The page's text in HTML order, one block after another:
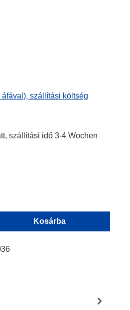
áfával), szállítási költség
szállítási idő 3-4 Wochen
Adja meg a kívánt
Kosárba